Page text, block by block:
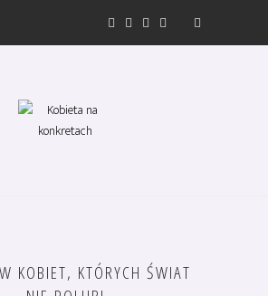
KOBIET, KTÓRYCH ŚWIAT